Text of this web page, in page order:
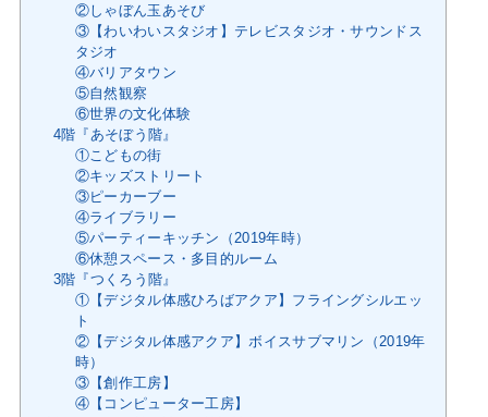
②しゃぼん玉あそび
③【わいわいスタジオ】テレビスタジオ・サウンドス
タジオ
④バリアタウン
⑤自然観察
⑥世界の文化体験
4階『あそぼう階』
①こどもの街
②キッズストリート
③ピーカーブー
④ライブラリー
⑤パーティーキッチン（2019年時）
⑥休憩スペース・多目的ルーム
3階『つくろう階』
①【デジタル体感ひろばアクア】フライングシルエッ
ト
②【デジタル体感アクア】ボイスサブマリン（2019年
時）
③【創作工房】
④【コンピューター工房】